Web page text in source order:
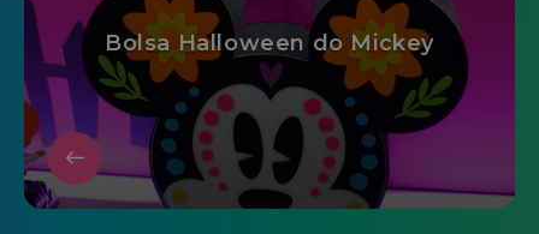
Bolsa Halloween do Mickey